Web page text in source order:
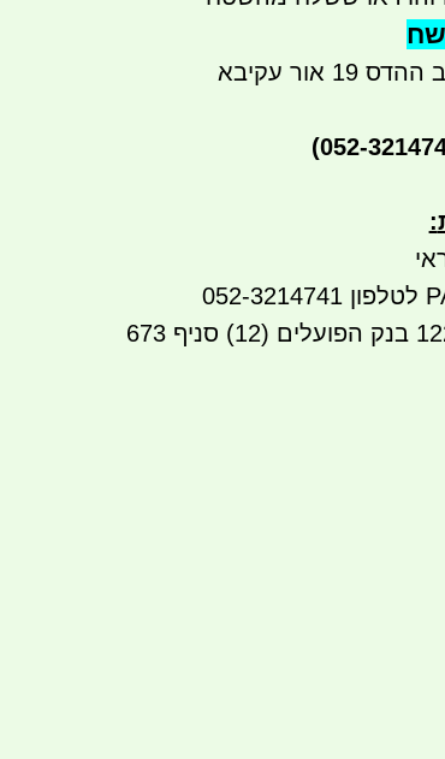
אור עקיבא
(052-
:
העברה בנקאית לחשבון 12230 בנק הפועלים (12) סניף 673